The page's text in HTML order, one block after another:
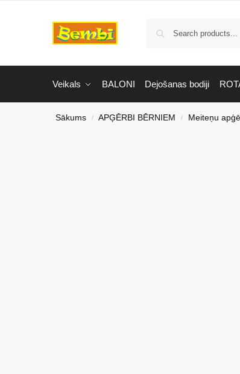
Veikals BALONI Dejošanas bodiji
Sākums / APĢĒRBI BĒRNIEM / Meiteņu